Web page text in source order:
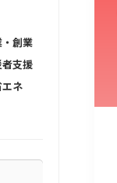
創業
支援
ネ